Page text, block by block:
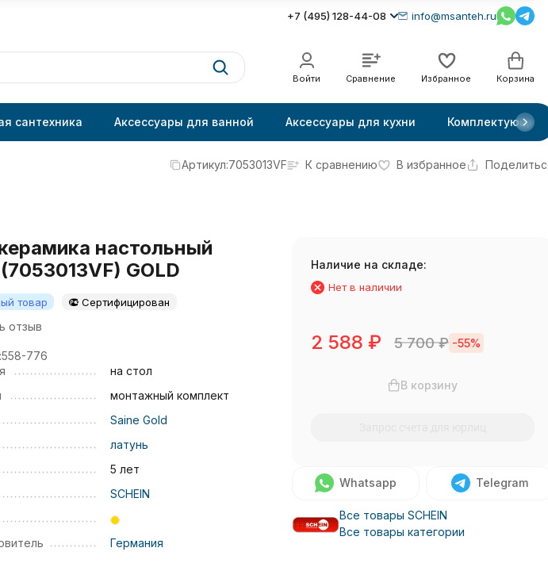
+7 (495) 128-44-08 info@msanteh.ru
Войти Сравнение Избранное Корзина
сантехника Аксессуары для ванной Аксессуары для кухни Комплектующие
Артикул:7053013VF К сравнению В избранное
настольный
GOLD
товар Сертифицирован
отзыв
558-776
на стол
монтажный комплект
Saine Gold
латунь
5 лет
SCHEIN
Германия
Наличие на складе:
Нет в наличии
2 588 ₽ 5 700₽ -55%
В корзину
Whatsapp Telegram
Все товары SCHEIN
Все товары категории